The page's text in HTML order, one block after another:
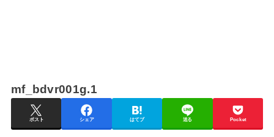
mf_bdvr001g.1
ポスト シェア はてブ 送る Pocket